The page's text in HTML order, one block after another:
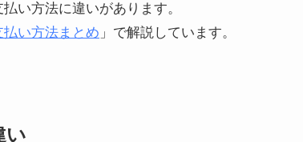
い方法に違いがあります。
い方法まとめ 」で解説しています。
い